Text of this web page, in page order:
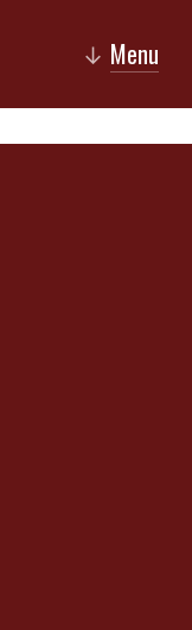
↓ Menu